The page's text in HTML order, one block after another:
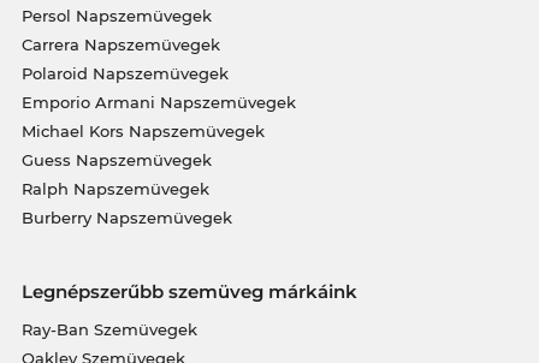
Persol Napszemüvegek
Carrera Napszemüvegek
Polaroid Napszemüvegek
Emporio Armani Napszemüvegek
Michael Kors Napszemüvegek
Guess Napszemüvegek
Ralph Napszemüvegek
Burberry Napszemüvegek
Legnépszerűbb szemüveg márkáink
Ray-Ban Szemüvegek
Oakley Szemüvegek